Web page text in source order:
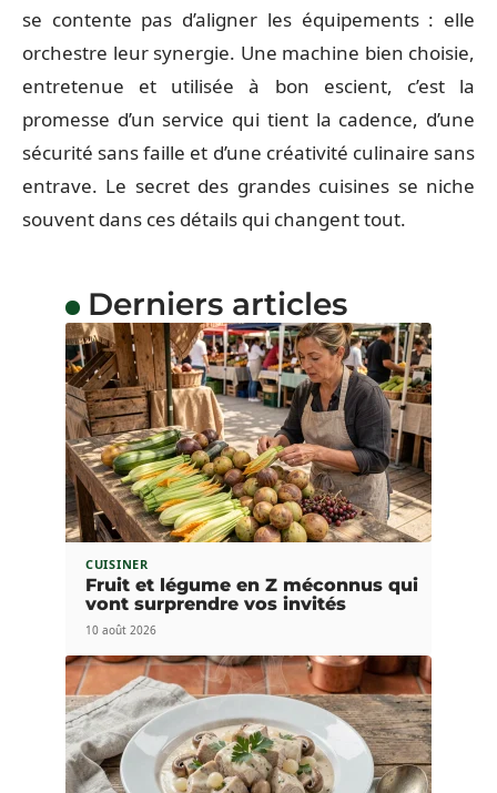
se contente pas d’aligner les équipements : elle
orchestre leur synergie. Une machine bien choisie,
entretenue et utilisée à bon escient, c’est la
promesse d’un service qui tient la cadence, d’une
sécurité sans faille et d’une créativité culinaire sans
entrave. Le secret des grandes cuisines se niche
souvent dans ces détails qui changent tout.
Derniers articles
CUISINER
Fruit et légume en Z méconnus qui
vont surprendre vos invités
10 août 2026